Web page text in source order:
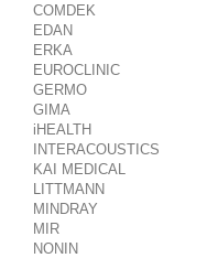
COMDEK
EDAN
ERKA
EUROCLINIC
GERMO
GIMA
iHEALTH
INTERACOUSTICS
KAI MEDICAL
LITTMANN
MINDRAY
MIR
NONIN